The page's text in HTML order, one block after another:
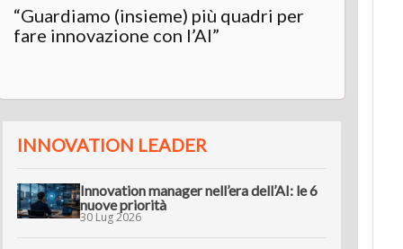
“Guardiamo (insieme) più quadri per
fare innovazione con l’AI”
INNOVATION LEADER
Innovation manager nell’era dell’AI: le 6
nuove priorità
30 Lug 2026